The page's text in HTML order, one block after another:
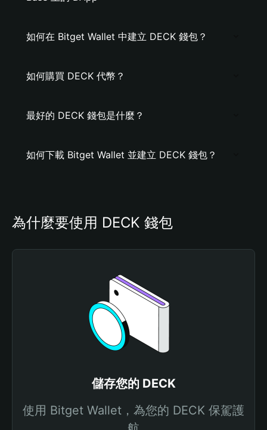
如何在 Bitget Wallet 中建立 DECK 錢包？
如何購買 DECK 代幣？
最好的 DECK 錢包是什麼？
如何下載 Bitget Wallet 並建立 DECK 錢包？
為什麼要使用 DECK 錢包
儲存您的 DECK
使用 Bitget Wallet，為您的 DECK 保駕護